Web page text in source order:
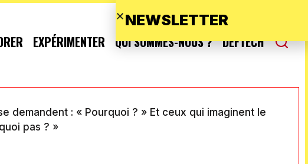
EXPÉRIMENTER QUI SOMMES-NOUS ? DEFTECH
demandent : « Pourquoi ? » Et ceux qui imaginent le
pas ? »
NEWSLETTER